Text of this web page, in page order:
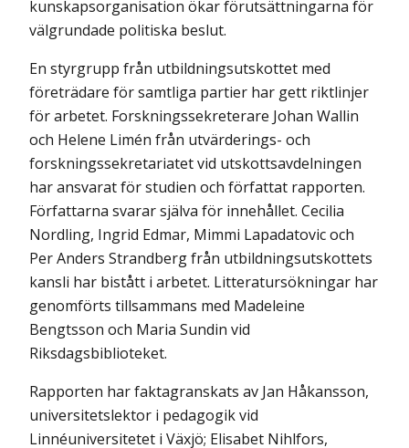
kunskapsorganisation ökar förutsättningarna för
välgrundade politiska beslut.
En styrgrupp från utbildningsutskottet med
företrädare för samtliga partier har gett riktlinjer
för arbetet. Forskningssekreterare Johan Wallin
och Helene Limén från utvärderings- och
forskningssekretariatet vid utskottsavdelningen
har ansvarat för studien och författat rapporten.
Författarna svarar själva för innehållet. Cecilia
Nordling, Ingrid Edmar, Mimmi Lapadatovic och
Per Anders Strandberg från utbildningsutskottets
kansli har bistått i arbetet. Litteratursökningar har
genomförts tillsammans med Madeleine
Bengtsson och Maria Sundin vid
Riksdagsbiblioteket.
Rapporten har faktagranskats av Jan Håkansson,
universitetslektor i pedagogik vid
Linnéuniversitetet i Växjö; Elisabet Nihlfors,